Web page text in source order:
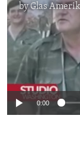
byGlas
No
0:00